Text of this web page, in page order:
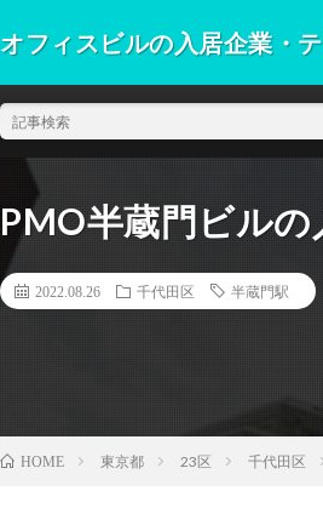
オフィスビルの入居企業・
PMO半蔵門ビル
2022.08.26 千代田区 半蔵門駅
HOME 東京都 23区 千代田区